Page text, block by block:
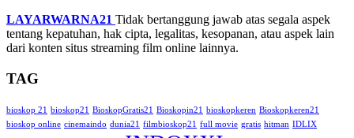
LAYARWARNA21 Tidak bertanggung jawab atas segala aspek
tentang kepatuhan, hak cipta, legalitas, kesopanan, atau aspek lain
dari konten situs streaming film online lainnya.
TAG
bioskop 21 bioskop21 BioskopGratis21 Bioskopin21 bioskopkeren Bioskopkeren21
bioskop online cinemaindo dunia21 filmbioskop21 full movie gratis hitman IDLIX